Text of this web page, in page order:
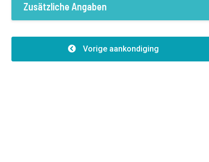
An der Straße
Zusätzliche Angaben
Anzahl der Fassaden:2
Vorige aankondiging